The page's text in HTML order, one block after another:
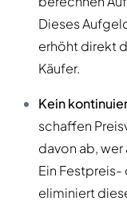
Dieses
erhöht direkt
Käufer.
Kein
schaffen
davon ab,
Ein
eliminiert